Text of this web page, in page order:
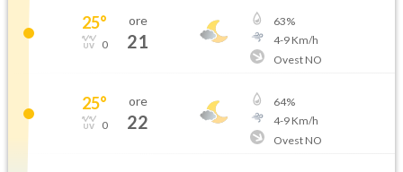
25°
0
ore
21
63%
4-9Km/h
Ovest NO
25°
0
ore
22
64%
4-9Km/h
Ovest NO